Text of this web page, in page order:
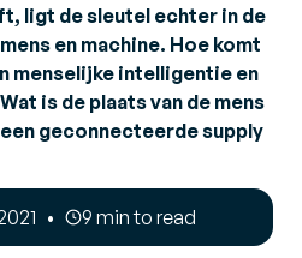
ligt de sleutel echter in de
en machine. Hoe komt
menselijke intelligentie en
is de plaats van de mens
geconnecteerde supply
9 min to read